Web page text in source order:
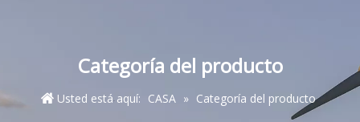
Categoría del producto
Usted está aquí: CASA » Categoría del producto